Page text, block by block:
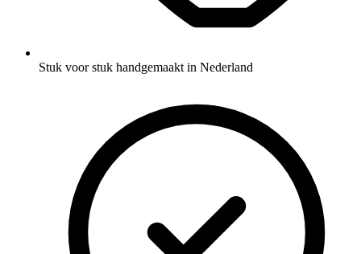
Stuk voor stuk handgemaakt in Nederland